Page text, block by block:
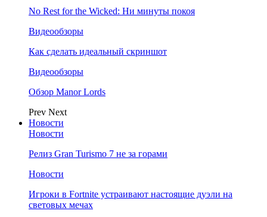
No Rest for the Wicked: Ни минуты покоя
Видеообзоры
Как сделать идеальный скриншот
Видеообзоры
Обзор Manor Lords
Prev Next
Новости
Новости
Релиз Gran Turismo 7 не за горами
Новости
Игроки в Fortnite устраивают настоящие дуэли на
световых мечах